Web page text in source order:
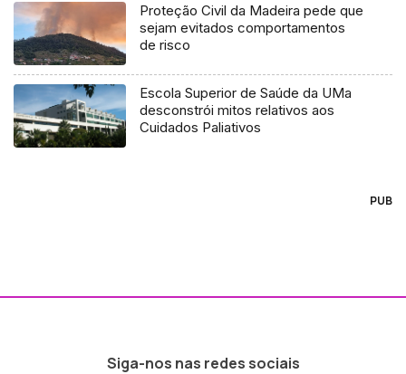
Proteção Civil da Madeira pede que
sejam evitados comportamentos
de risco
Escola Superior de Saúde da UMa
desconstrói mitos relativos aos
Cuidados Paliativos
PUB
Siga-nos nas redes sociais